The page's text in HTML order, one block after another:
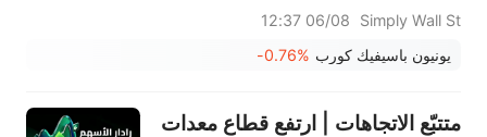
Earnings
Simply Wall St
06/08 12:37
يونيون باسيفيك كورب -0.76%
متتبّع الاتجاهات | ارتفع قطاع معدات